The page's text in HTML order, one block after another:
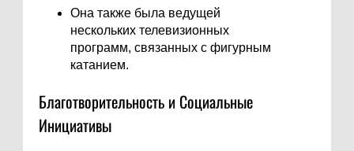
Она также была ведущей
нескольких телевизионных
программ, связанных с фигурным
катанием.
Благотворительность и Социальные
Инициативы